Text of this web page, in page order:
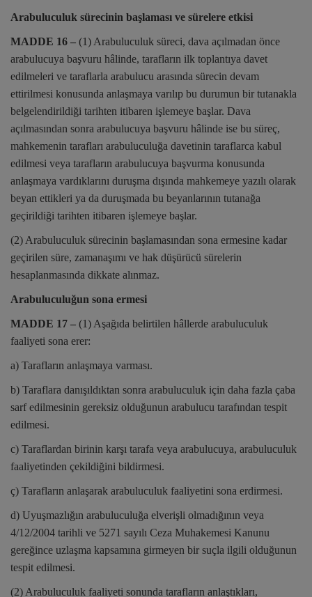
Arabuluculuk sürecinin başlaması ve sürelere etkisi
MADDE 16 – (1) Arabuluculuk süreci, dava açılmadan önce
arabulucuya başvuru hâlinde, tarafların ilk toplantıya davet
edilmeleri ve taraflarla arabulucu arasında sürecin devam
ettirilmesi konusunda anlaşmaya varılıp bu durumun bir tutanakla
belgelendirildiği tarihten itibaren işlemeye başlar. Dava
açılmasından sonra arabulucuya başvuru hâlinde ise bu süreç,
mahkemenin tarafları arabuluculuğa davetinin taraflarca kabul
edilmesi veya tarafların arabulucuya başvurma konusunda
anlaşmaya vardıklarını duruşma dışında mahkemeye yazılı olarak
beyan ettikleri ya da duruşmada bu beyanlarının tutanağa
geçirildiği tarihten itibaren işlemeye başlar.
(2) Arabuluculuk sürecinin başlamasından sona ermesine kadar
geçirilen süre, zamanaşımı ve hak düşürücü sürelerin
hesaplanmasında dikkate alınmaz.
Arabuluculuğun sona ermesi
MADDE 17 – (1) Aşağıda belirtilen hâllerde arabuluculuk
faaliyeti sona erer:
a) Tarafların anlaşmaya varması.
b) Taraflara danışıldıktan sonra arabuluculuk için daha fazla çaba
sarf edilmesinin gereksiz olduğunun arabulucu tarafından tespit
edilmesi.
c) Taraflardan birinin karşı tarafa veya arabulucuya, arabuluculuk
faaliyetinden çekildiğini bildirmesi.
ç) Tarafların anlaşarak arabuluculuk faaliyetini sona erdirmesi.
d) Uyuşmazlığın arabuluculuğa elverişli olmadığının veya
4/12/2004 tarihli ve 5271 sayılı Ceza Muhakemesi Kanunu
gereğince uzlaşma kapsamına girmeyen bir suçla ilgili olduğunun
tespit edilmesi.
(2) Arabuluculuk faaliyeti sonunda tarafların anlaştıkları,